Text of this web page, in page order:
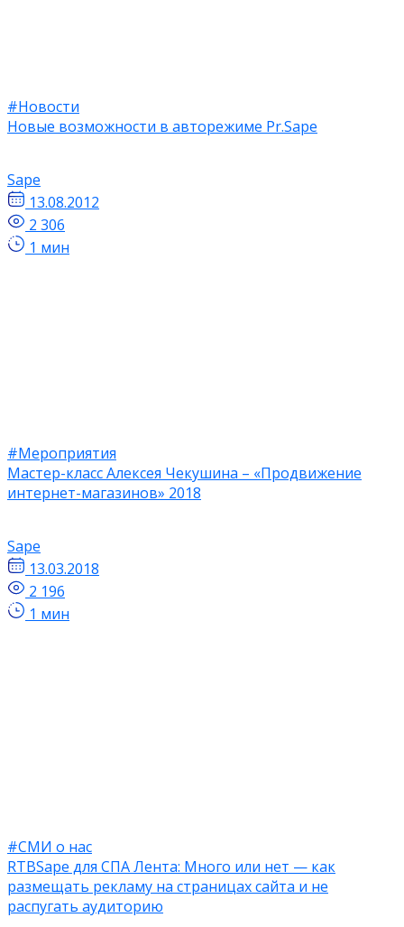
#Новости
Новые возможности в авторежиме Pr.Sape
Sape
13.08.2012
2 306
1 мин
#Мероприятия
Мастер-класс Алексея Чекушина – «Продвижение
интернет-магазинов» 2018
Sape
13.03.2018
2 196
1 мин
#СМИ о нас
RTBSape для СПА Лента: Много или нет — как
размещать рекламу на страницах сайта и не
распугать аудиторию